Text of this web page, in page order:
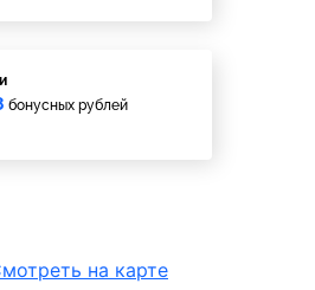
бонусных рублей
на карте